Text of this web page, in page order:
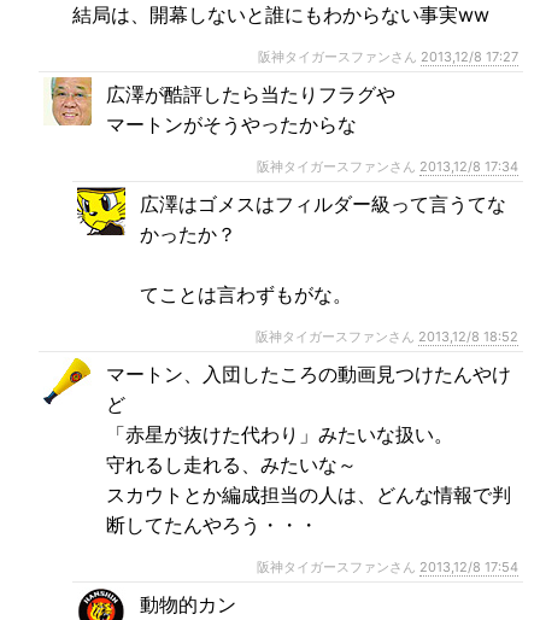
結局は、開幕しないと誰にもわからない事実ww
阪神タイガースファンさん 2013,12/8 17:27
広澤が酷評したら当たりフラグや
マートンがそうやったからな
阪神タイガースファンさん 2013,12/8 17:34
広澤はゴメスはフィルダー級って言うてな
かったか？
てことは言わずもがな。
阪神タイガースファンさん 2013,12/8 18:52
マートン、入団したころの動画見つけたんやけ
ど
「赤星が抜けた代わり」みたいな扱い。
守れるし走れる、みたいな～
スカウトとか編成担当の人は、どんな情報で判
断してたんやろう・・・
阪神タイガースファンさん 2013,12/8 17:54
動物的カン